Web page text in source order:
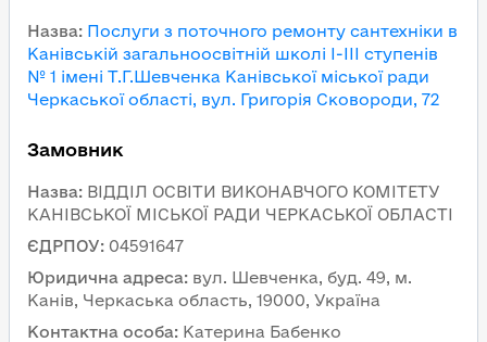
Назва: Послуги з поточного ремонту сантехніки в
Канівській загальноосвітній школі І-ІІІ ступенів
№ 1 імені Т.Г.Шевченка Канівської міської ради
Черкаської області, вул. Григорія Сковороди, 72
Замовник
Назва: ВІДДІЛ ОСВІТИ ВИКОНАВЧОГО КОМІТЕТУ
КАНІВСЬКОЇ МІСЬКОЇ РАДИ ЧЕРКАСЬКОЇ ОБЛАСТІ
ЄДРПОУ: 04591647
Юридична адреса: вул. Шевченка, буд. 49, м.
Канів, Черкаська область, 19000, Україна
Контактна особа: Катерина Бабенко